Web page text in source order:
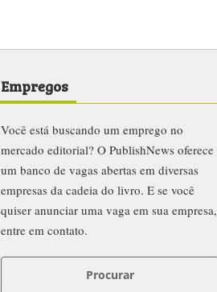
Empregos
Você está buscando um emprego no
mercado editorial? O PublishNews oferece
um banco de vagas abertas em diversas
empresas da cadeia do livro. E se você
quiser anunciar uma vaga em sua empresa,
entre em contato.
Procurar